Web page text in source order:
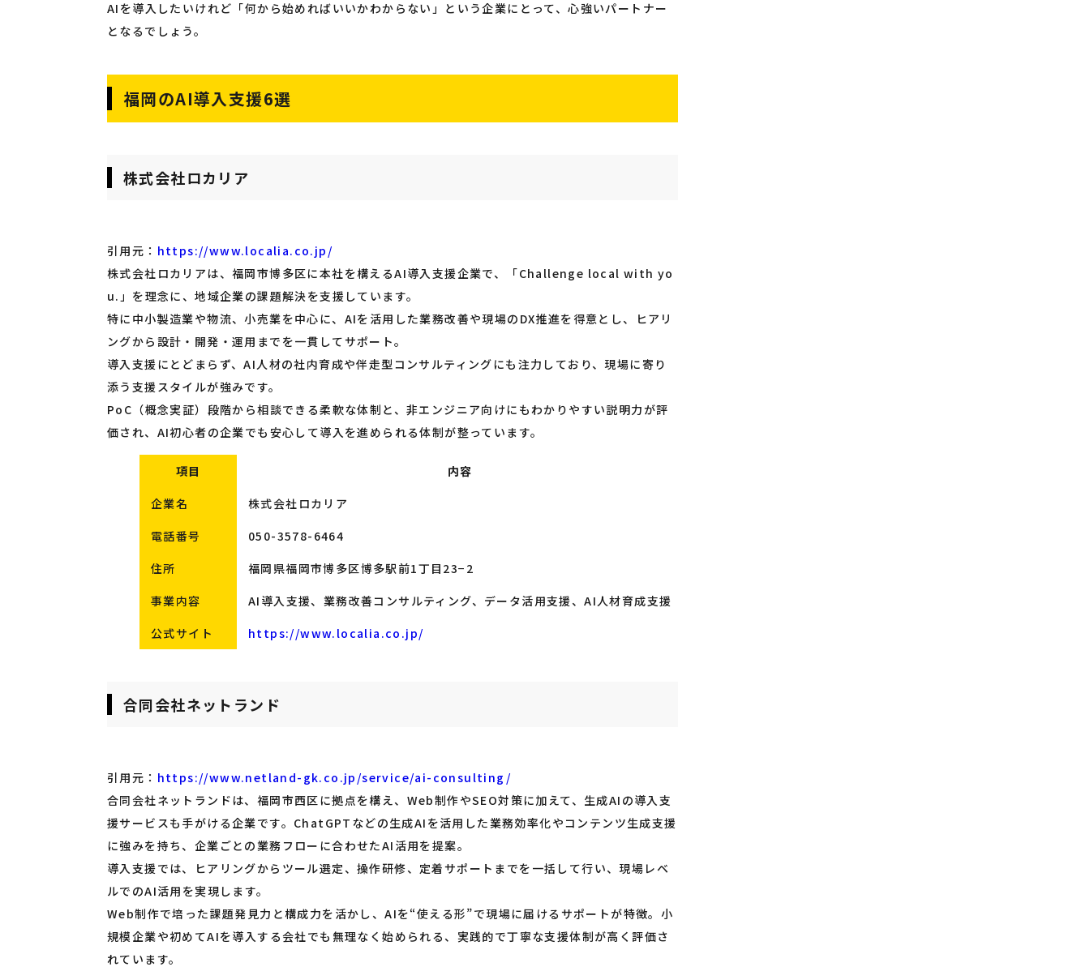
AIを導入したいけれど「何から始めればいいかわからない」という企業にとって、心強いパートナー
となるでしょう。
福岡のAI導入支援6選
株式会社ロカリア
引用元： https://www.localia.co.jp/
株式会社ロカリアは、福岡市博多区に本社を構えるAI導入支援企業で、「Challenge local with yo
u.」を理念に、地域企業の課題解決を支援しています。
特に中小製造業や物流、小売業を中心に、AIを活用した業務改善や現場のDX推進を得意とし、ヒアリ
ングから設計・開発・運用までを一貫してサポート。
導入支援にとどまらず、AI人材の社内育成や伴走型コンサルティングにも注力しており、現場に寄り
添う支援スタイルが強みです。
PoC（概念実証）段階から相談できる柔軟な体制と、非エンジニア向けにもわかりやすい説明力が評
価され、AI初心者の企業でも安心して導入を進められる体制が整っています。
項目
内容
企業名
株式会社ロカリア
電話番号
050-3578-6464
住所
福岡県福岡市博多区博多駅前1丁目23−2
事業内容
AI導入支援、業務改善コンサルティング、データ活用支援、AI人材育成支援
公式サイト
https://www.localia.co.jp/
合同会社ネットランド
引用元： https://www.netland-gk.co.jp/service/ai-consulting/
合同会社ネットランドは、福岡市西区に拠点を構え、Web制作やSEO対策に加えて、生成AIの導入支
援サービスも手がける企業です。ChatGPTなどの生成AIを活用した業務効率化やコンテンツ生成支援
に強みを持ち、企業ごとの業務フローに合わせたAI活用を提案。
導入支援では、ヒアリングからツール選定、操作研修、定着サポートまでを一括して行い、現場レベ
ルでのAI活用を実現します。
Web制作で培った課題発見力と構成力を活かし、AIを“使える形”で現場に届けるサポートが特徴。小
規模企業や初めてAIを導入する会社でも無理なく始められる、実践的で丁寧な支援体制が高く評価さ
れています。